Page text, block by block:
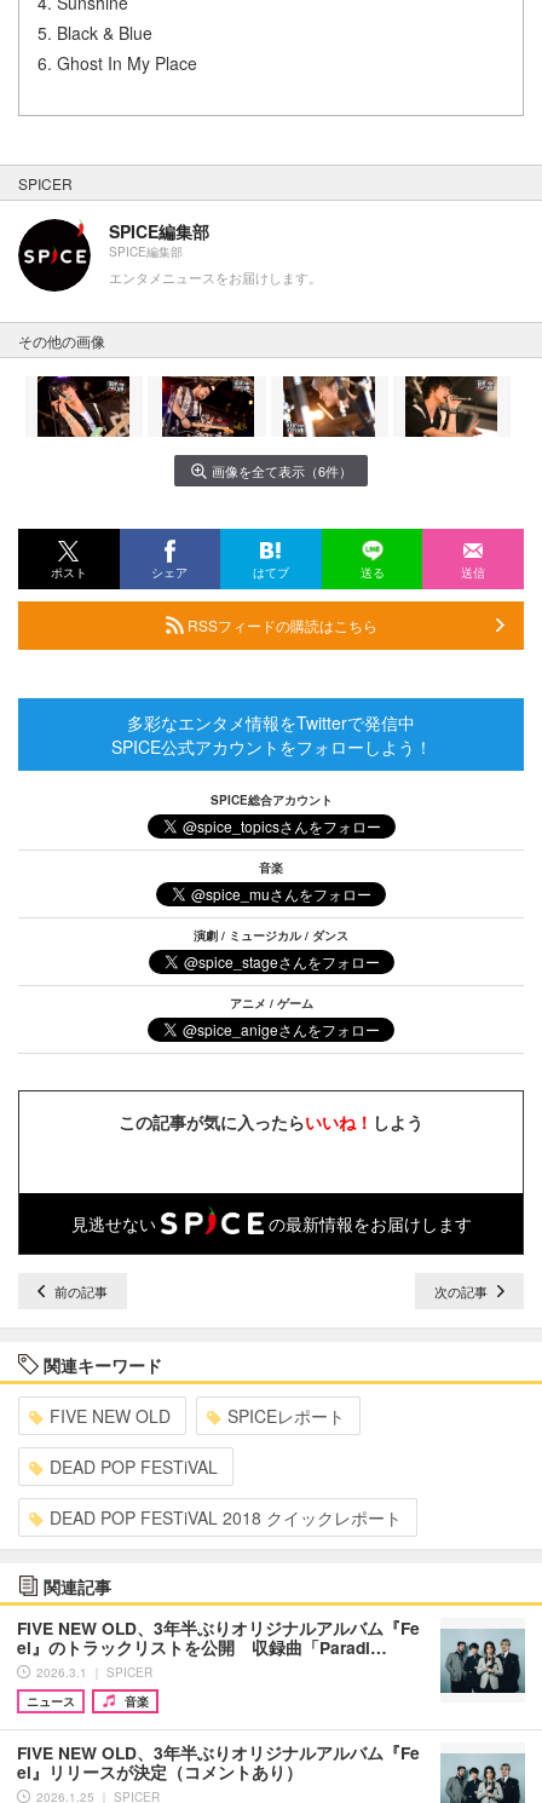
5. Black & Blue
6. Ghost In My Place
SPICER
SPICE編集部
SPICE編集部
エンタメニュースをお届けします。
その他の画像
画像を全て表示（6件）
ポスト シェア はてブ 送る 送信
RSSフィードの購読はこちら
多彩なエンタメ情報をTwitterで発信中
SPICE公式アカウントをフォローしよう！
SPICE総合アカウント
音楽
演劇 / ミュージカル / ダンス
アニメ / ゲーム
この記事が気に入ったらいいね！ しよう
見逃せない の最新情報をお届けします
前の記事 次の記事
関連キーワード
FIVE NEW OLD SPICEレポート
DEAD POP FESTiVAL
DEAD POP FESTiVAL 2018 クイックレポート
関連記事
FIVE NEW OLD、3年半ぶりオリジナルアルバム『Fe
el』のトラックリストを公開 収録曲「Paradi…
2026.3.1 ｜ SPICER
ニュース
音楽
FIVE NEW OLD、3年半ぶりオリジナルアルバム『Fe
el』リリースが決定（コメントあり）
2026.1.25 ｜ SPICER